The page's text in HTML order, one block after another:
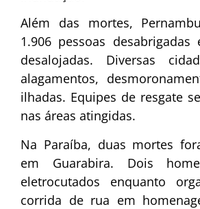
Além das mortes,
1.906 pessoas
desalojadas. Diversas
alagamentos,
ilhadas. Equipes de resgate
nas áreas atingidas.
Na Paraíba, duas mortes
em Guarabira. Dois
eletrocutados enquanto
corrida de rua em